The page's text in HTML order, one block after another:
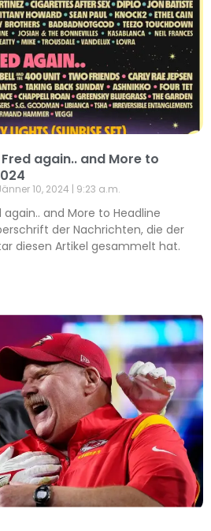
Fred again.. and More to
10, 2024 9:23 a.m.
again.. and More to Headline
der Nachrichten, die der
diesen Artikel gesammelt hat.